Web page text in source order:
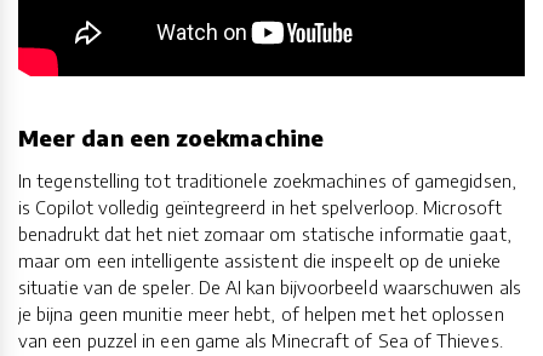
Meer dan een zoekmachine
In tegenstelling tot traditionele zoekmachines of gamegidsen,
is Copilot volledig geïntegreerd in het spelverloop. Microsoft
benadrukt dat het niet zomaar om statische informatie gaat,
maar om een intelligente assistent die inspeelt op de unieke
situatie van de speler. De AI kan bijvoorbeeld waarschuwen als
je bijna geen munitie meer hebt, of helpen met het oplossen
van een puzzel in een game als Minecraft of Sea of Thieves.